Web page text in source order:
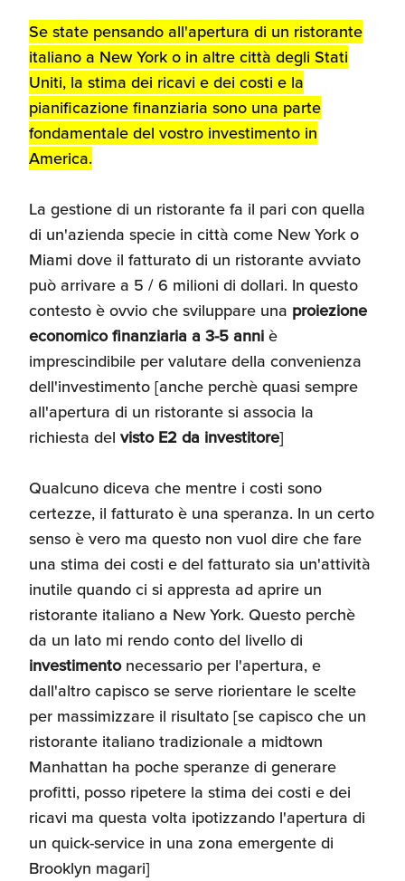
Recensioni delle
aziende italiane
assistite da ExportUSA
Internazionalizzazione
e Accesso al Mercato
Apertura Ristoranti
Ricerche di Mercato
e Licenze
Ricerca Personale e
Umane
Se state pensando all'apertura di un ristorante
italiano a New York o in altre città degli Stati
Uniti, la stima dei ricavi e dei costi e la
pianificazione finanziaria sono una parte
fondamentale del vostro investimento in
America.
La gestione di un ristorante fa il pari con quella
di un'azienda specie in città come New York o
Miami dove il fatturato di un ristorante avviato
può arrivare a 5 / 6 milioni di dollari. In questo
contesto è ovvio che sviluppare una proiezione
economico finanziaria a 3-5 anniè
imprescindibile per valutare della convenienza
dell'investimento [anche perchè quasi sempre
all'apertura di un ristorante si associa la
richiesta del visto E2 da investitore]
Qualcuno diceva che mentre i costi sono
certezze, il fatturato è una speranza. In un certo
senso è vero ma questo non vuol dire che fare
una stima dei costi e del fatturato sia un'attività
inutile quando ci si appresta ad aprire un
ristorante italiano a New York. Questo perchè
da un lato mi rendo conto del livello di
investimentonecessario per l'apertura, e
dall'altro capisco se serve riorientare le scelte
per massimizzare il risultato [se capisco che un
ristorante italiano tradizionale a midtown
Manhattan ha poche speranze di generare
profitti, posso ripetere la stima dei costi e dei
ricavi ma questa volta ipotizzando l'apertura di
un quick-service in una zona emergente di
Brooklyn magari]